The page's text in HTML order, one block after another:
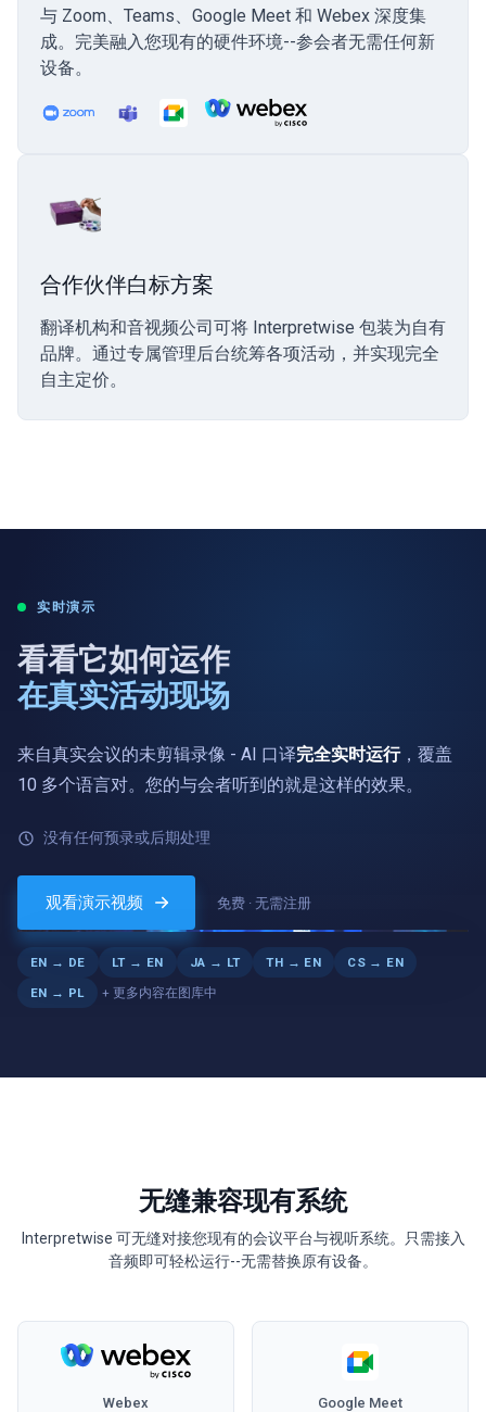
与 Zoom、Teams、Google Meet 和 Webex 深度集
成。完美融入您现有的硬件环境--参会者无需任何新
设备。
合作伙伴白标方案
翻译机构和音视频公司可将 Interpretwise 包装为自有
品牌。通过专属管理后台统筹各项活动，并实现完全
自主定价。
实时演示
看看它如何运作
在真实活动现场
来自真实会议的未剪辑录像 - AI 口译完全实时运行，覆盖
10 多个语言对。您的与会者听到的就是这样的效果。
没有任何预录或后期处理
观看演示视频 免费 · 无需注册
LIVE
„…und jeder Teilnehmer hört den Vortrag in seiner eigenen
Sprache.“
EN → DE LT → EN JA → LT TH → EN
CS → EN
EN → PL
+ 更多内容在图库中
无缝兼容现有系统
Interpretwise 可无缝对接您现有的会议平台与视听系统。只需接入
音频即可轻松运行--无需替换原有设备。
Webex Google Meet